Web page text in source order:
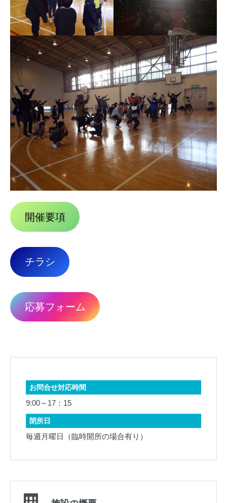
開催要項
チラシ
応募フォーム
お問合せ対応時間
9:00～17：15
閉所日
毎週月曜日（臨時開所の場合有り）